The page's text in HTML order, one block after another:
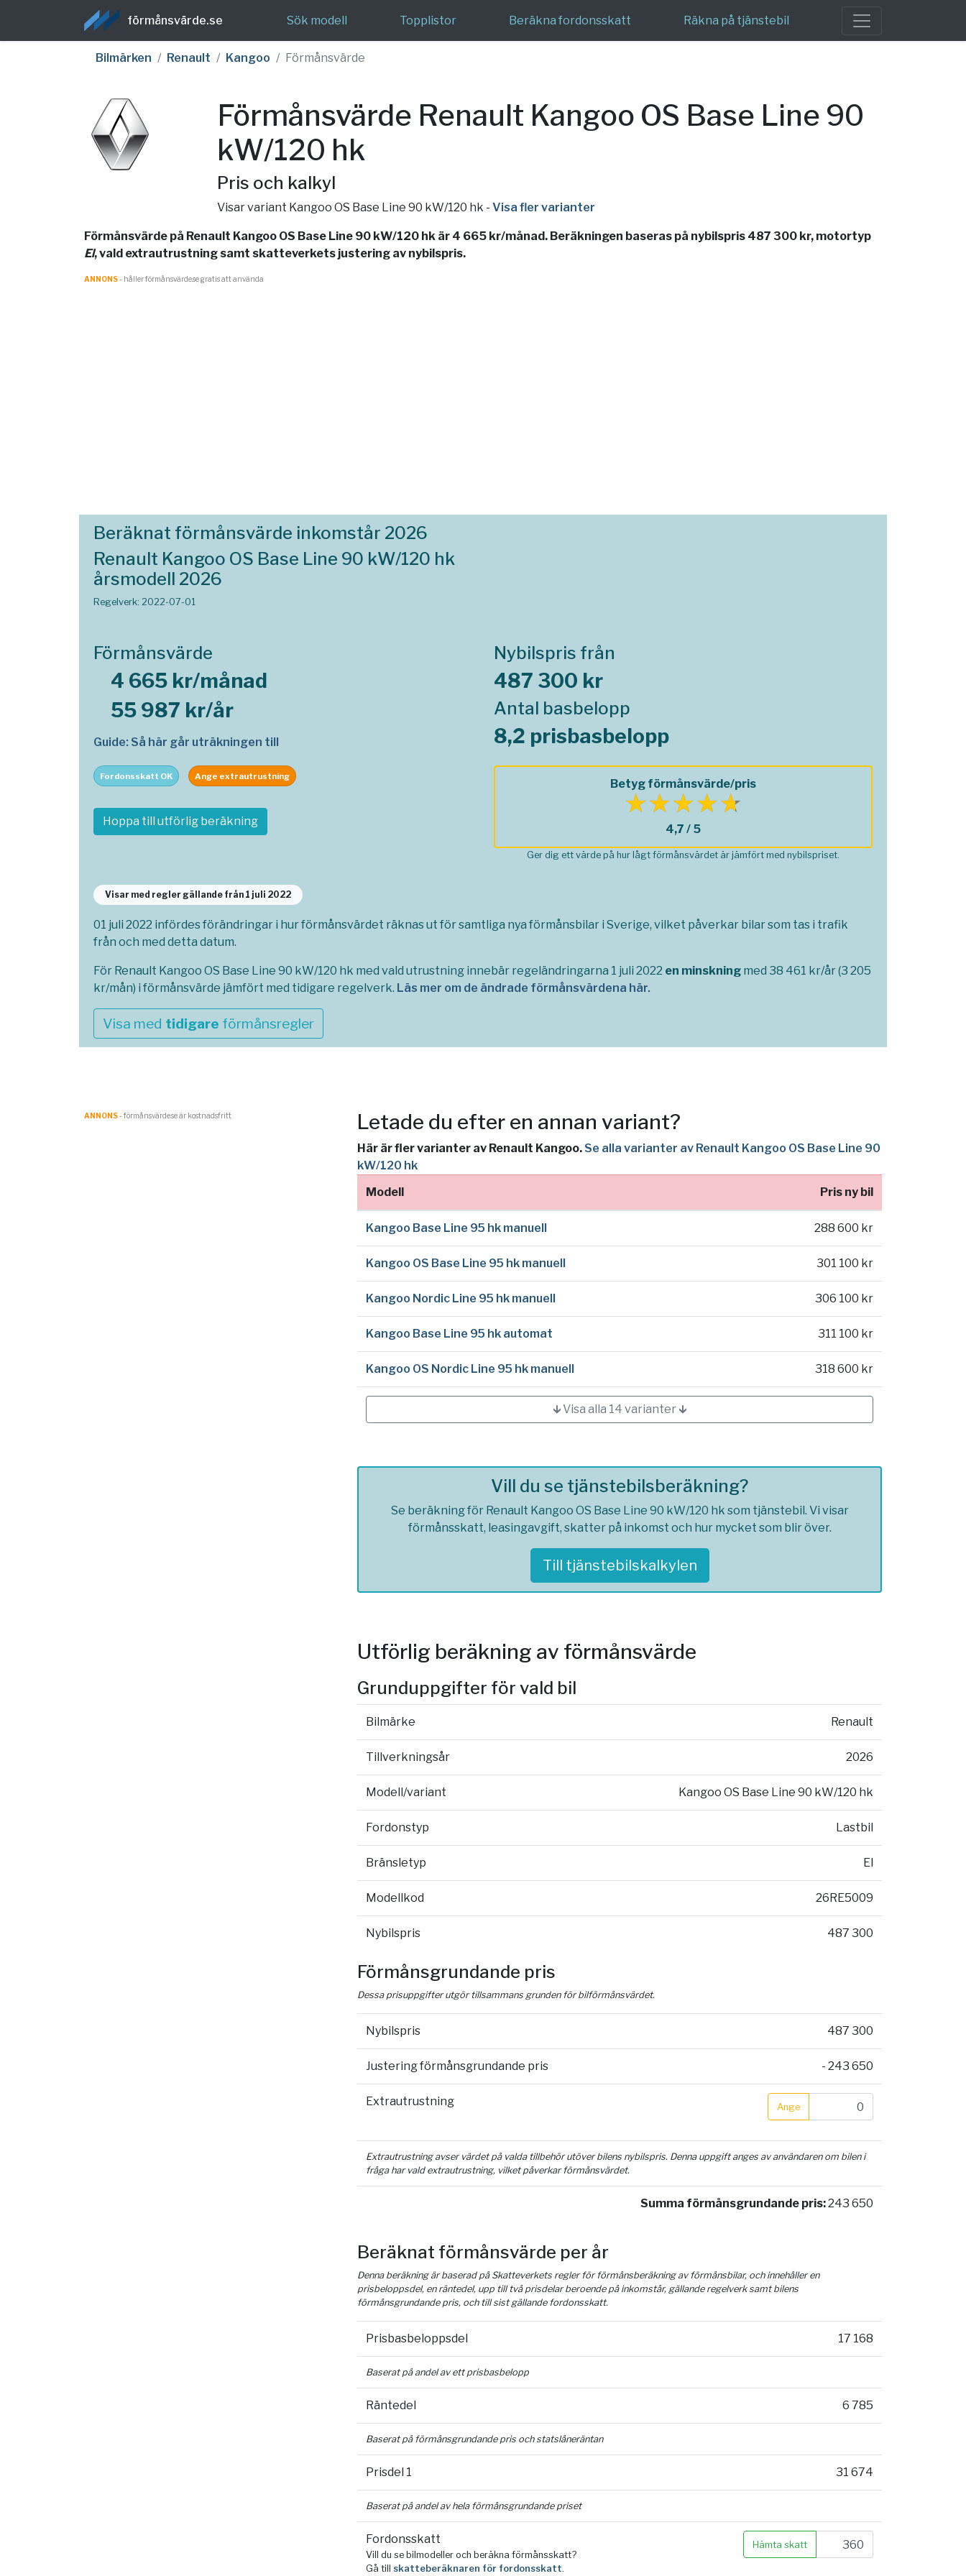
förmånsvärde.se Sök modell Topplistor Beräkna fordonsskatt Räkna på tjänstebil
Bilmärken Renault Kangoo Förmånsvärde
Förmånsvärde Renault Kangoo OS Base Line 90
kW/120 hk
Pris och kalkyl
Visar variant Kangoo OS Base Line 90 kW/120 hk - Visa fler varianter
Förmånsvärde på Renault Kangoo OS Base Line 90 kW/120 hk är 4 665 kr/månad. Beräkningen baseras på nybilspris 487 300 kr, motortyp
El, vald extrautrustning samt skatteverkets justering av nybilspris.
ANNONS- håller förmånsvärde.se gratis att använda
Beräknat förmånsvärde inkomstår 2026
Renault Kangoo OS Base Line 90 kW/120 hk
årsmodell 2026
Regelverk: 2022-07-01
Förmånsvärde
4 665 kr/månad
55 987 kr/år
Guide: Så här går uträkningen till
Nybilspris från
487 300 kr
Antal basbelopp
8,2 prisbasbelopp
Fordonsskatt OK Ange extrautrustning
Hoppa till utförlig beräkning
Betyg förmånsvärde/pris
4,7 / 5
Ger dig ett värde på hur lågt förmånsvärdet är jämfört med nybilspriset.
Visar med regler gällande från 1 juli 2022
01 juli 2022 infördes förändringar i hur förmånsvärdet räknas ut för samtliga nya förmånsbilar i Sverige, vilket påverkar bilar som tas i trafik
från och med detta datum.
För Renault Kangoo OS Base Line 90 kW/120 hk med vald utrustning innebär regeländringarna 1 juli 2022 en minskning med 38 461 kr/år (3 205
kr/mån) i förmånsvärde jämfört med tidigare regelverk. Läs mer om de ändrade förmånsvärdena här.
Visa med tidigare förmånsregler
ANNONS- förmånsvärde.se är kostnadsfritt Letade du efter en annan variant?
Här är fler varianter av Renault Kangoo. Se alla varianter av Renault Kangoo OS Base Line 90
kW/120 hk
Modell
Pris ny bil
Kangoo Base Line 95 hk manuell 288 600 kr
Kangoo OS Base Line 95 hk manuell 301 100 kr
Kangoo Nordic Line 95 hk manuell 306 100 kr
Kangoo Base Line 95 hk automat 311 100 kr
Kangoo OS Nordic Line 95 hk manuell 318 600 kr
🡳 Visa alla 14 varianter 🡳
Vill du se tjänstebilsberäkning?
Se beräkning för Renault Kangoo OS Base Line 90 kW/120 hk som tjänstebil. Vi visar
förmånsskatt, leasingavgift, skatter på inkomst och hur mycket som blir över.
Till tjänstebilskalkylen
Utförlig beräkning av förmånsvärde
Grunduppgifter för vald bil
Bilmärke Renault
Tillverkningsår 2026
Modell/variant Kangoo OS Base Line 90 kW/120 hk
Fordonstyp Lastbil
Bränsletyp El
Modellkod 26RE5009
Nybilspris 487 300
Förmånsgrundande pris
Dessa prisuppgifter utgör tillsammans grunden för bilförmånsvärdet.
Nybilspris 487 300
Justering förmånsgrundande pris - 243 650
Extrautrustning Ange
Extrautrustning avser värdet på valda tillbehör utöver bilens nybilspris. Denna uppgift anges av användaren om bilen i
fråga har vald extrautrustning, vilket påverkar förmånsvärdet.
Summa förmånsgrundande pris:243 650
Beräknat förmånsvärde per år
Denna beräkning är baserad på Skatteverkets regler för förmånsberäkning av förmånsbilar, och innehåller en
prisbeloppsdel, en räntedel, upp till två prisdelar beroende på inkomstår, gällande regelverk samt bilens
förmånsgrundande pris, och till sist gällande fordonsskatt.
Prisbasbeloppsdel 17 168
Baserat på andel av ett prisbasbelopp
Räntedel 6 785
Baserat på förmånsgrundande pris och statslåneräntan
Prisdel 1 31 674
Baserat på andel av hela förmånsgrundande priset
Fordonsskatt
Vill du se bilmodeller och beräkna förmånsskatt?
Gå till skatteberäknaren för fordonsskatt.
Hämta skatt